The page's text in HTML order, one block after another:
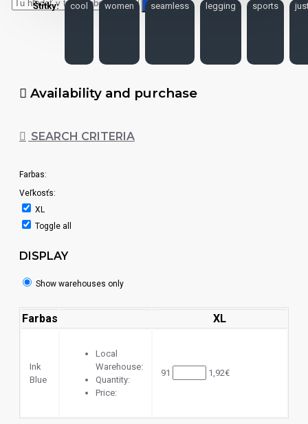
Štítky: cool women seamless legging sports
Availability and purchase
SEARCH CRITERIA
Farbas:
Veľkosťs:
XL
Toggle all
DISPLAY
Show warehouses only
Farbas XL
Ink
Blue
Local
Warehouse:
Quantity:
Price:
91 1,92€